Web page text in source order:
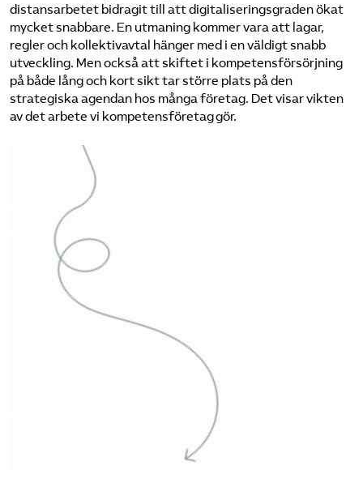
distansarbetet bidragit till att digitaliseringsgraden ökat
mycket snabbare. En utmaning kommer vara att lagar,
regler och kollektivavtal hänger med i en väldigt snabb
utveckling. Men också att skiftet i kompetensförsörjning
på både lång och kort sikt tar större plats på den
strategiska agendan hos många företag. Det visar vikten
av det arbete vi kompetens­företag gör.